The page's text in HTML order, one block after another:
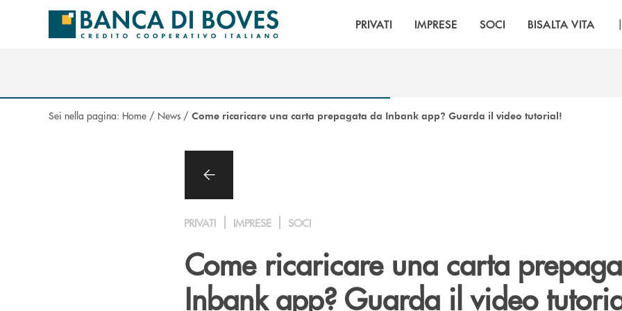
Salta al contenuto principale
PRIVATI IMPRESE SOCI BISALTA VITA |
Sei nella pagina: Home / News / Come ricaricare una carta prepagata da Inbank app? Guarda il video tutorial!
PRIVATI IMPRESE SOCI
Come ricaricare una carta
Inbank app? Guarda il video